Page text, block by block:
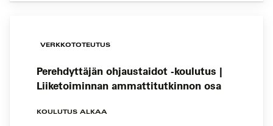
VERKKOTOTEUTUS
Perehdyttäjän ohjaustaidot -koulutus |
Liiketoiminnan ammattitutkinnon osa
KOULUTUS ALKAA